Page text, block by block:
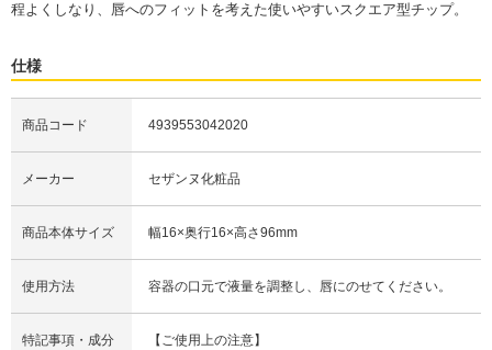
程よくしなり、唇へのフィットを考えた使いやすいスクエア型チップ。
仕様
商品コード 4939553042020
メーカー セザンヌ化粧品
商品本体サイズ 幅16×奥行16×高さ96mm
使用方法 容器の口元で液量を調整し、唇にのせてください。
特記事項・成分
【ご使用上の注意】